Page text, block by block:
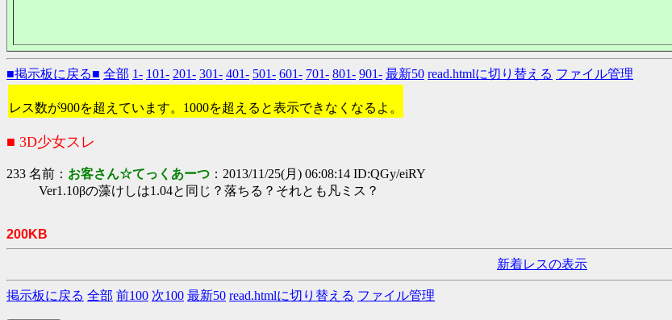
■掲示板に戻る■ 全部 1- 101- 201- 301- 401- 501- 601- 701- 801- 901- 最新50 read.htmlに切り替える ファイル管理
レス数が900を超えています。1000を超えると表示できなくなるよ。
■ 3D少女スレ
233 名前： お客さん☆てっくあーつ ：2013/11/25(月) 06:08:14 ID:QGy/eiRY
Ver1.10βの藻けしは1.04と同じ？落ちる？それとも凡ミス？
200KB
新着レスの表示
掲示板に戻る 全部 前100 次100 最新50 read.htmlに切り替える ファイル管理